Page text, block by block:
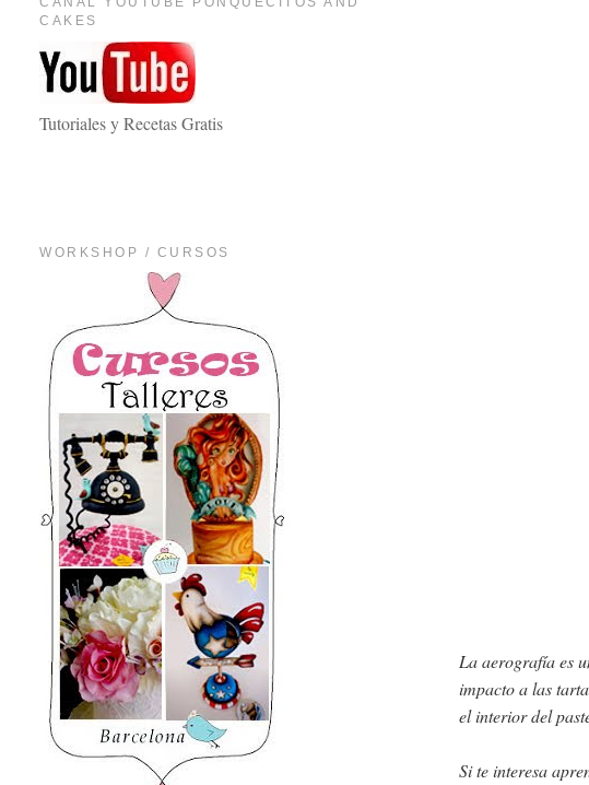
La aerografía es
impacto a las
el interior del
Si te interesa
CAKES
Tutoriales y Recetas Gratis
WORKSHOP / CURSOS